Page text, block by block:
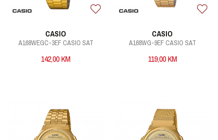
CASIO
A168WEGC-3EF CASIO SAT
142,00KM
CASIO
A168WG-9EF CASIO SAT
119,00KM